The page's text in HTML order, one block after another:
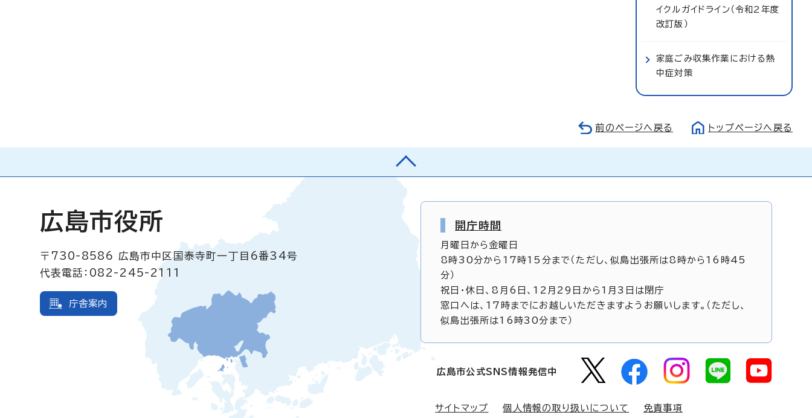
イクルガイドライン（令和2年度
改訂版）
家庭ごみ収集作業における熱
中症対策
前のページへ戻る トップページへ戻る
広島市役所
〒730-8586
広島市中区国泰寺町一丁目6番34号
代表電話：082-245-2111
庁舎案内
開庁時間
月曜日から金曜日
8時30分から17時15分まで（ただし、似島出張所は8時から16時45
分）
祝日・休日、8月6日、12月29日から1月3日は閉庁
窓口へは、17時までにお越しいただきますようお願いします。（ただし、
似島出張所は16時30分まで）
広島市公式SNS情報発信中
サイトマップ 個人情報の取り扱いについて 免責事項